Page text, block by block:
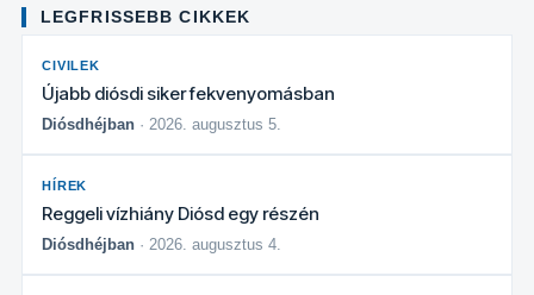
LEGFRISSEBB CIKKEK
CIVILEK
Újabb diósdi siker fekvenyomásban
Diósdhéjban · 2026. augusztus 5.
HÍREK
Reggeli vízhiány Diósd egy részén
Diósdhéjban · 2026. augusztus 4.